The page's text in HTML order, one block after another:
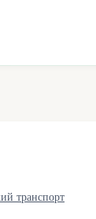
транспорт